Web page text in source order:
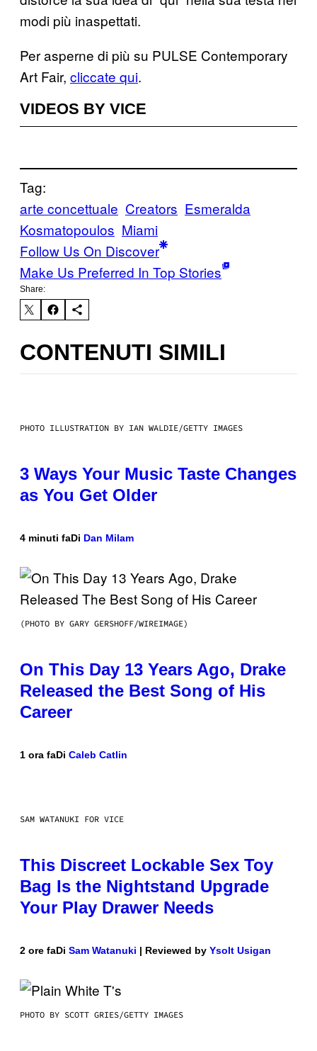
modi più inaspettati.
Per asperne di più su PULSE Contemporary
Art Fair, cliccate qui.
VIDEOS BY VICE
Tag:
arte concettuale Creators Esmeralda
Kosmatopoulos Miami
Follow Us On Discover
Make Us Preferred In Top Stories
Share:
CONTENUTI SIMILI
PHOTO ILLUSTRATION BY IAN WALDIE/GETTY IMAGES
3 Ways Your Music Taste Changes
as You Get Older
4 minuti faDi Dan Milam
(PHOTO BY GARY GERSHOFF/WIREIMAGE)
On This Day 13 Years Ago, Drake
Released the Best Song of His
Career
1 ora faDi Caleb Catlin
SAM WATANUKI FOR VICE
This Discreet Lockable Sex Toy
Bag Is the Nightstand Upgrade
Your Play Drawer Needs
2 ore faDi Sam Watanuki | Reviewed by Ysolt Usigan
PHOTO BY SCOTT GRIES/GETTY IMAGES